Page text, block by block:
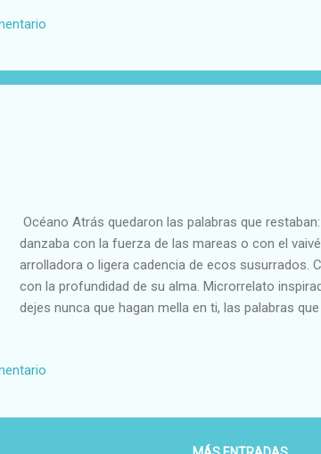
Aries y Alma Da Costa
Océano Atrás quedaron las palabras que
danzaba con la fuerza de las mareas o con el
arrolladora o ligera cadencia de ecos susurrados.
con la profundidad de su alma. Microrrelato
dejes nunca que hagan mella en ti, las palabras